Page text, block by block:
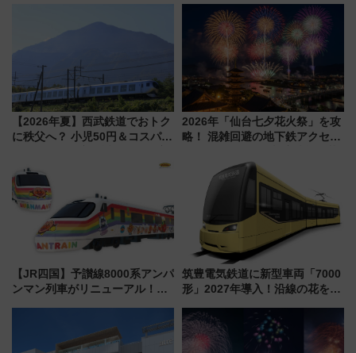
【2026年夏】西武鉄道でおトク
に秩父へ？ 小児50円＆コスパ最
族旅行！ 深夜の正丸トンネル探
検や特急ラビューも
2026年「仙台七夕花火祭」を攻
略！ 混雑回避の地下鉄アクセス
火前に楽しむ仙台観光ルートま
で解説！
【JR四国】予讃線8000系アンパ
ンマン列車がリニューアル！内
筑豊電気鉄道に新型車両「7000
形」2027年導入！沿線の花をイ
内は落ち着いたゆとりある空間